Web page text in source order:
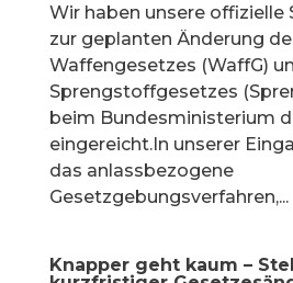
Wir haben unsere offizielle
zur geplanten Änderung
Waffengesetzes (WaffG)
Sprengstoffgesetzes
beim Bundesministerium
eingereicht.In unserer
das anlassbezogene
Gesetzgebungsverfahren,...
Knapper geht kaum –